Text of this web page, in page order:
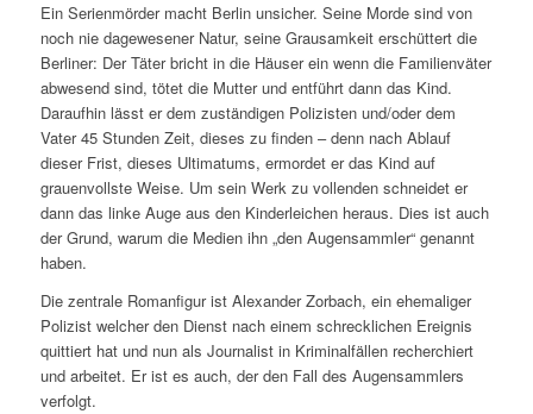
Ein Serienmörder macht Berlin unsicher. Seine Morde sind von
noch nie dagewesener Natur, seine Grausamkeit erschüttert die
Berliner: Der Täter bricht in die Häuser ein wenn die Familienväter
abwesend sind, tötet die Mutter und entführt dann das Kind.
Daraufhin lässt er dem zuständigen Polizisten und/oder dem
Vater 45 Stunden Zeit, dieses zu finden – denn nach Ablauf
dieser Frist, dieses Ultimatums, ermordet er das Kind auf
grauenvollste Weise. Um sein Werk zu vollenden schneidet er
dann das linke Auge aus den Kinderleichen heraus. Dies ist auch
der Grund, warum die Medien ihn „den Augensammler“ genannt
haben.
Die zentrale Romanfigur ist Alexander Zorbach, ein ehemaliger
Polizist welcher den Dienst nach einem schrecklichen Ereignis
quittiert hat und nun als Journalist in Kriminalfällen recherchiert
und arbeitet. Er ist es auch, der den Fall des Augensammlers
verfolgt.